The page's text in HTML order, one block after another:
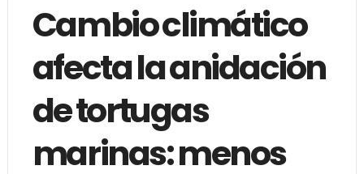
Cambio climático
afecta la anidación
de tortugas
marinas: menos